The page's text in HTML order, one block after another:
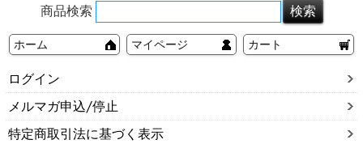
商品検索
ホーム マイページ カート
ログイン
メルマガ申込/停止
特定商取引法に基づく表示